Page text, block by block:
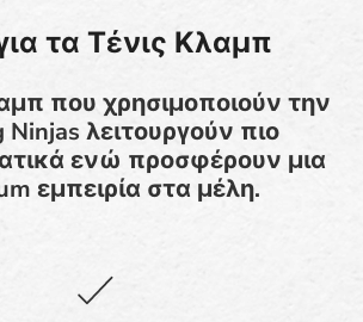
τα Τένις Κλαμπ
που χρησιμοποιούν την
Ninjas λειτουργούν πιο
ενώ προσφέρουν μια
εμπειρία στα μέλη.